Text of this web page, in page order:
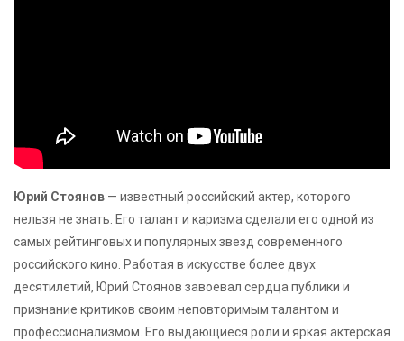
Юрий Стоянов — известный российский актер, которого
нельзя не знать. Его талант и каризма сделали его одной из
самых рейтинговых и популярных звезд современного
российского кино. Работая в искусстве более двух
десятилетий, Юрий Стоянов завоевал сердца публики и
признание критиков своим неповторимым талантом и
профессионализмом. Его выдающиеся роли и яркая актерская